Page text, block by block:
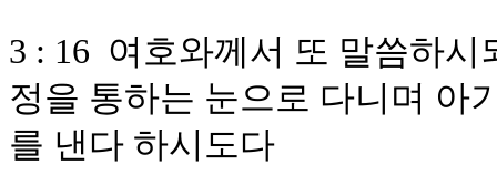
3 : 16 여호와께서 또 말씀하
정을 통하는 눈으로 다니며 아
를 낸다 하시도다